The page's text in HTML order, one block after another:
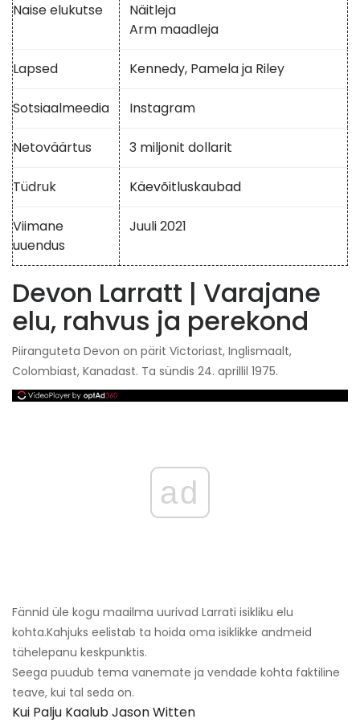
Naise elukutse
Näitleja
Arm maadleja
Lapsed Kennedy, Pamela ja Riley
Sotsiaalmeedia Instagram
Netoväärtus 3 miljonit dollarit
Tüdruk Käevõitluskaubad
Viimane
uuendus
Juuli 2021
Devon Larratt | Varajane
elu, rahvus ja perekond
Piiranguteta Devon on pärit Victoriast, Inglismaalt,
Colombiast, Kanadast. Ta sündis 24. aprillil 1975.
ad
Fännid üle kogu maailma uurivad Larrati isikliku elu
kohta.Kahjuks eelistab ta hoida oma isiklikke andmeid
tähelepanu keskpunktis.
Seega puudub tema vanemate ja vendade kohta faktiline
teave, kui tal seda on.
Kui Palju Kaalub Jason Witten